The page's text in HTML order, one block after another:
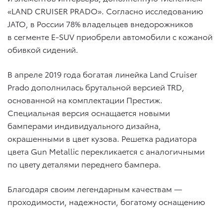
«LAND CRUISER PRADO». Согласно исследованию
JATO, в России 78% владельцев внедорожников
в сегменте E-SUV приобрели автомобили с кожаной
обивкой сидений.
В апреле 2019 года богатая линейка Land Cruiser
Prado дополнилась брутальной версией TRD,
основанной на комплектации Престиж.
Специальная версия оснащается новыми
бамперами индивидуального дизайна,
окрашенными в цвет кузова. Решетка радиатора
цвета Gun Metallic перекликается с аналогичными
по цвету деталями переднего бампера.
Благодаря своим легендарным качествам —
проходимости, надежности, богатому оснащению